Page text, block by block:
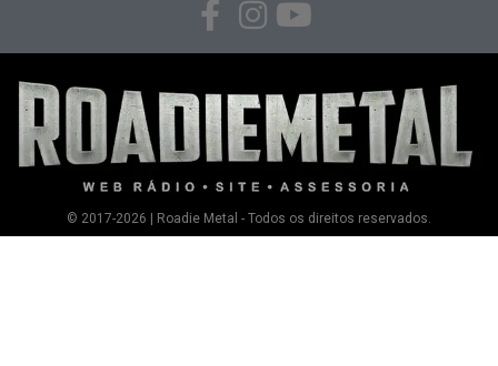
© 2017-2026 | Roadie Metal - Todos os direitos reservados.